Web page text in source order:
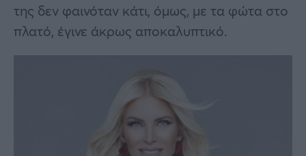
της δεν φαινόταν κάτι, όμως, με τα φώτα στο
πλατό, έγινε άκρως αποκαλυπτικό.